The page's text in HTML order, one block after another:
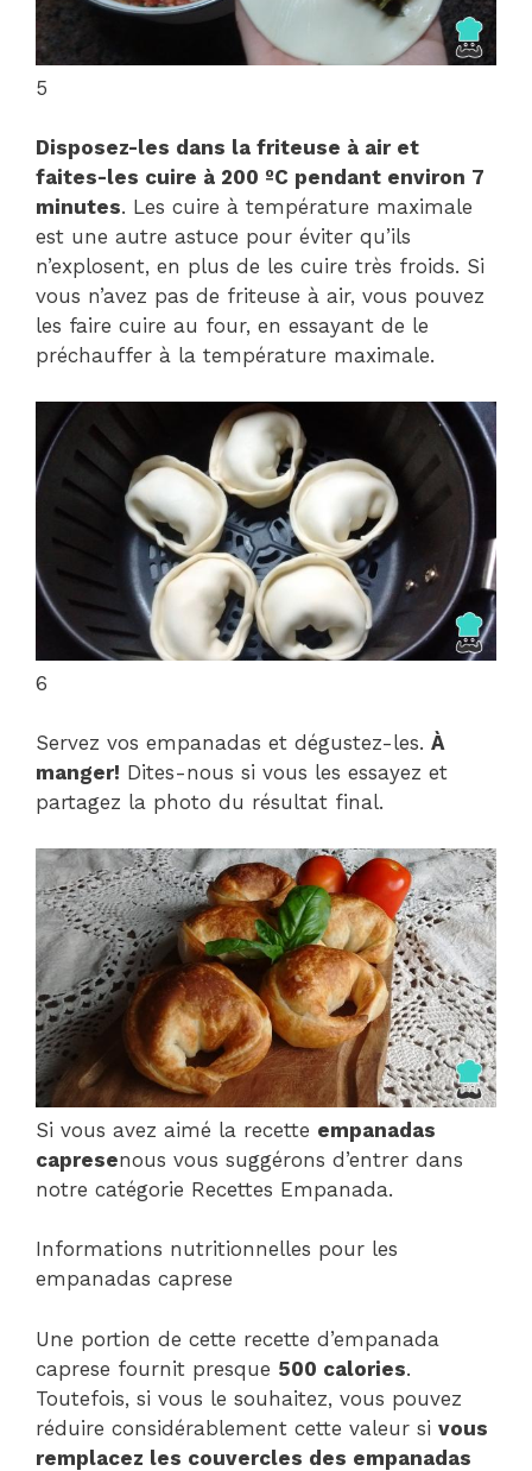
5
Disposez-les dans la friteuse à air et
faites-les cuire à 200 ºC pendant environ 7
minutes. Les cuire à température maximale
est une autre astuce pour éviter qu’ils
n’explosent, en plus de les cuire très froids. Si
vous n’avez pas de friteuse à air, vous pouvez
les faire cuire au four, en essayant de le
préchauffer à la température maximale.
6
Servez vos empanadas et dégustez-les. À
manger! Dites-nous si vous les essayez et
partagez la photo du résultat final.
Si vous avez aimé la recette empanadas
capresenous vous suggérons d’entrer dans
notre catégorie Recettes Empanada.
Informations nutritionnelles pour les
empanadas caprese
Une portion de cette recette d’empanada
caprese fournit presque 500 calories.
Toutefois, si vous le souhaitez, vous pouvez
réduire considérablement cette valeur si vous
remplacez les couvercles des empanadas